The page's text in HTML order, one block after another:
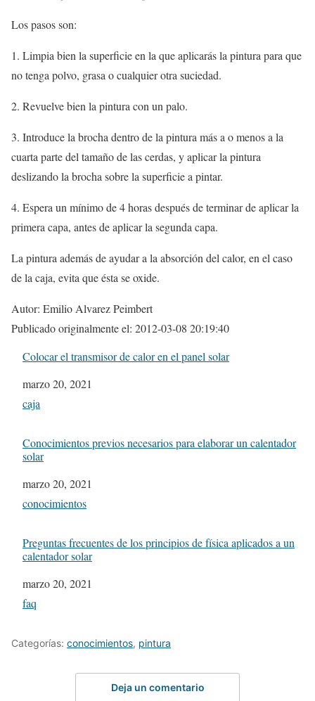
Los pasos son:
1. Limpia bien la superficie en la que aplicarás la pintura para que
no tenga polvo, grasa o cualquier otra suciedad.
2. Revuelve bien la pintura con un palo.
3. Introduce la brocha dentro de la pintura más a o menos a la
cuarta parte del tamaño de las cerdas, y aplicar la pintura
deslizando la brocha sobre la superficie a pintar.
4. Espera un mínimo de 4 horas después de terminar de aplicar la
primera capa, antes de aplicar la segunda capa.
La pintura además de ayudar a la absorción del calor, en el caso
de la caja, evita que ésta se oxide.
Autor: Emilio Alvarez Peimbert
Publicado originalmente el: 2012-03-08 20:19:40
Colocar el transmisor de calor en el panel solar
Fecha
marzo 20, 2021
In relation to
caja
Conocimientos previos necesarios para elaborar un calentador
solar
Fecha
marzo 20, 2021
In relation to
conocimientos
Preguntas frecuentes de los principios de física aplicados a un
calentador solar
Fecha
marzo 20, 2021
In relation to
faq
Categorías: conocimientos, pintura
Deja un comentario